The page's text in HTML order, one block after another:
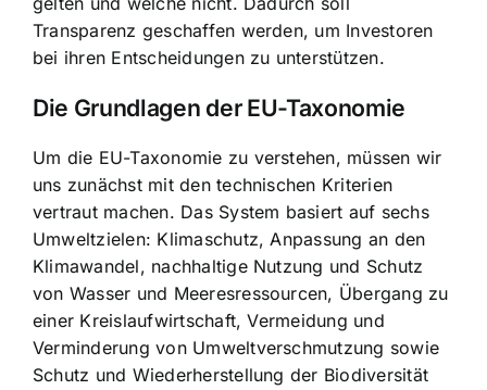
Transparenz geschaffen werden, um Investoren
bei ihren Entscheidungen zu unterstützen.
Die Grundlagen der EU-Taxonomie
Um die EU-Taxonomie zu verstehen, müssen wir
uns zunächst mit den technischen Kriterien
vertraut machen. Das System basiert auf sechs
Umweltzielen: Klimaschutz, Anpassung an den
Klimawandel, nachhaltige Nutzung und Schutz
von Wasser und Meeresressourcen, Übergang zu
einer Kreislaufwirtschaft, Vermeidung und
Verminderung von Umweltverschmutzung sowie
Schutz und Wiederherstellung der Biodiversität